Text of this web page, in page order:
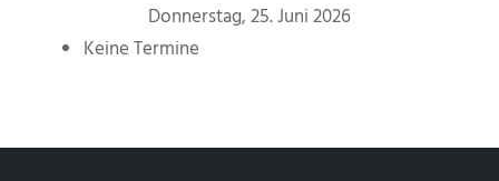
Donnerstag, 25. Juni 2026
Keine Termine